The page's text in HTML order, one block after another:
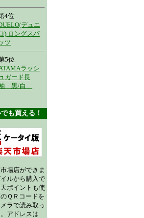
4位
デュエ
) ロングスパ
ツ
5位
ラッシ
ュガード長
黒/白
も買える！
場店ができま
ルから購入で
ポイントも使
ＱＲコードを
ラで読み取っ
アドレスは